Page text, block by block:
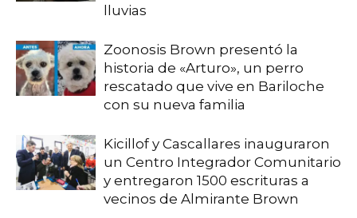
lluvias
Zoonosis Brown presentó la
historia de «Arturo», un perro
rescatado que vive en Bariloche
con su nueva familia
Kicillof y Cascallares inauguraron
un Centro Integrador Comunitario
y entregaron 1500 escrituras a
vecinos de Almirante Brown